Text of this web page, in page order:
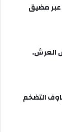
عبر مضيق
العرش.
التضخم